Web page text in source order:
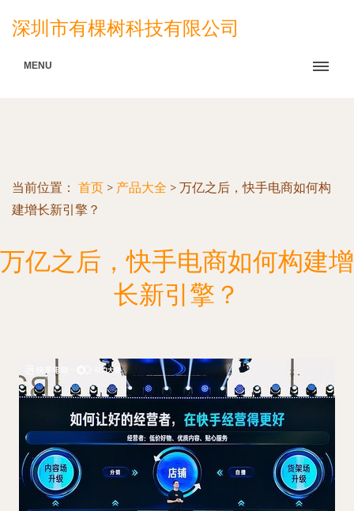
深圳市有棵树科技有限公司
MENU
当前位置： 首页 > 产品大全 > 万亿之后，快手电商如何构
建增长新引擎？
万亿之后，快手电商如何构建增
长新引擎？